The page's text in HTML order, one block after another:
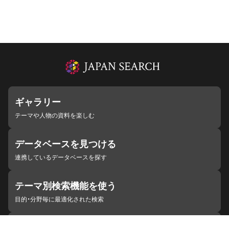
ギャラリー
テーマや人物の資料を楽しむ
データベースを見つける
連携しているデータベースを探す
テーマ別検索機能を使う
目的・分野毎に最適化された検索